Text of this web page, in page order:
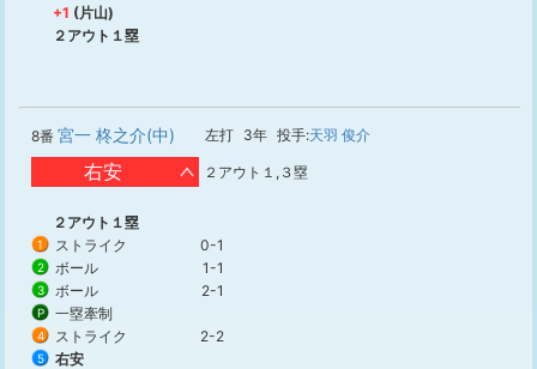
+1 (片山)
２アウト１塁
8番 宮一 柊之介(中) 左打 3年 投手:天羽 俊介
右安 ２アウト１,３塁
２アウト１塁
1 ストライク 0-1
2 ボール 1-1
3 ボール 2-1
P 一塁牽制
4 ストライク 2-2
5
右安